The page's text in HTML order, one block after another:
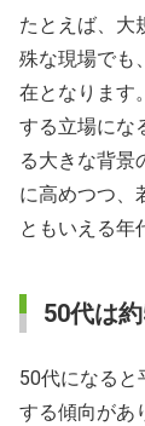
たとえば、大
殊な現場でも
在となります
する立場にな
る大きな背景
に高めつつ、
ともいえる年
50代は
50代になると
する傾向があ